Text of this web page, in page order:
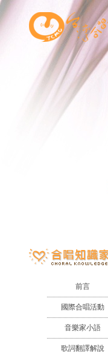
前言
國際合唱活動
音樂家小語
歌詞翻譯解說